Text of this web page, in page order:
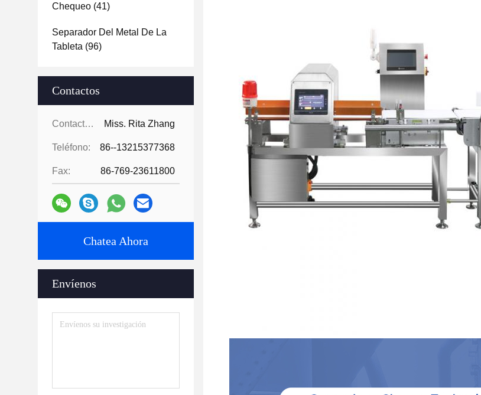
Chequeo (41)
Separador Del Metal De La
Tableta (96)
Contactos
Contactos: Miss. Rita Zhang
Teléfono: 86--13215377368
Fax: 86-769-23611800
Chatea Ahora
Envíenos